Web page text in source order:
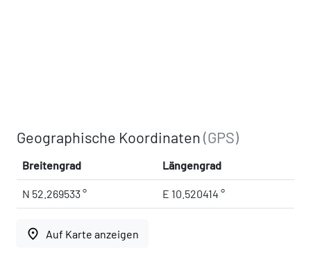
Geographische Koordinaten(GPS)
Breitengrad Längengrad
N 52.269533 ° E 10.520414 °
place Auf Karte anzeigen